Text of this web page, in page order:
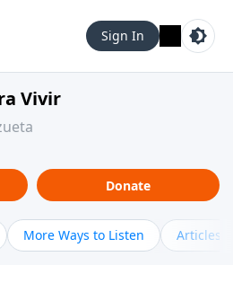
Sign In
Vivir
Donate
More Ways to Listen Articles